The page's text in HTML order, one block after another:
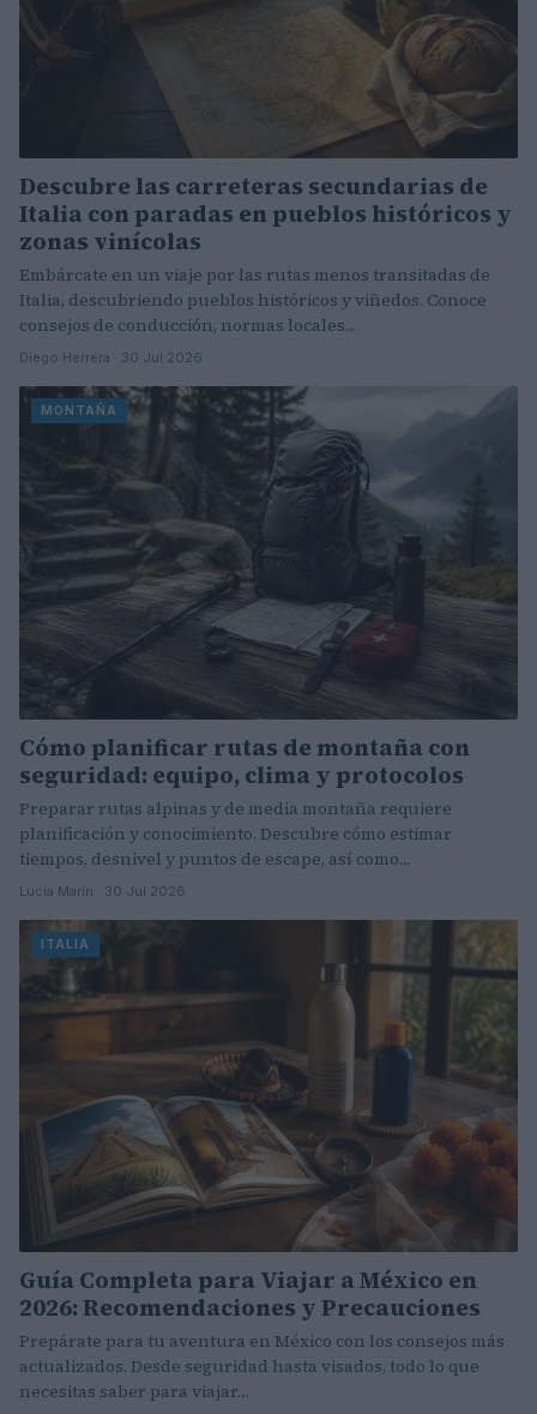
Descubre las carreteras secundarias de
Italia con paradas en pueblos históricos y
zonas vinícolas
Embárcate en un viaje por las rutas menos transitadas de
Italia, descubriendo pueblos históricos y viñedos. Conoce
consejos de conducción, normas locales…
Diego Herrera · 30 Jul 2026
MONTAÑA
Cómo planificar rutas de montaña con
seguridad: equipo, clima y protocolos
Preparar rutas alpinas y de media montaña requiere
planificación y conocimiento. Descubre cómo estimar
tiempos, desnivel y puntos de escape, así como…
Lucía Marín · 30 Jul 2026
ITALIA
Guía Completa para Viajar a México en
2026: Recomendaciones y Precauciones
Prepárate para tu aventura en México con los consejos más
actualizados. Desde seguridad hasta visados, todo lo que
necesitas saber para viajar…